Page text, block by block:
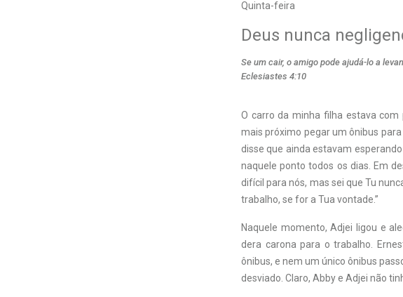
Quinta-feira
Deus nunca
Se um cair, o amigo pode ajudá-lo a
Eclesiastes 4:10
O carro da minha filha estava
mais próximo pegar um ônibus
disse que ainda estavam
naquele ponto todos os dias. Em
difícil para nós, mas sei que Tu
trabalho, se for a Tua vontade.”
Naquele momento, Adjei ligou e
dera carona para o trabalho.
ônibus, e nem um único ônibus
desviado. Claro, Abby e Adjei não